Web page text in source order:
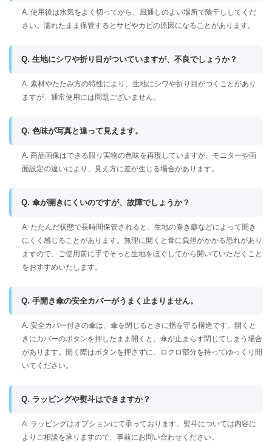
A. 使用後は水気をよく切ってから、風通しのよい場所で陰干ししてくだ
さい。濡れたまま保管するとサビやカビの原因になることがあります。
Q. 生地にシワや折り目がついていますが、不良でしょうか？
A. 素材やたたみ方の特性により、生地にシワや折り目がつくことがあり
ますが、通常使用には問題ございません。
Q. 色味が写真と違って見えます。
A. 商品画像はできる限り実物の色味を再現していますが、モニターや画
面設定の違いにより、見え方に差が生じる場合があります。
Q. 傘が開きにくいのですが、故障でしょうか？
A. たたんだ状態で長時間保管されると、生地の巻き癖などによって開き
にくく感じることがあります。無理に開くと骨に負担がかかる恐れがあり
ますので、ご使用前に手でそっと生地をほぐしてから開いていただくこと
をおすすめいたします。
Q. 手開き傘の安全カバーがうまく止まりません。
A. 安全カバー付きの傘は、傘を閉じるときに指を守る構造です。開くと
きにカバーのボタンを押したまま開くと、傘が止まらず閉じてしまう場合
があります。開く際はボタンを押さずに、ロクロ部分を持ってゆっくり開
いてください。
Q. ラッピングや熨斗はできますか？
A. ラッピングはオプションにて承っております。熨斗については内容に
よりご相談を承りますので、事前にお問い合わせください。